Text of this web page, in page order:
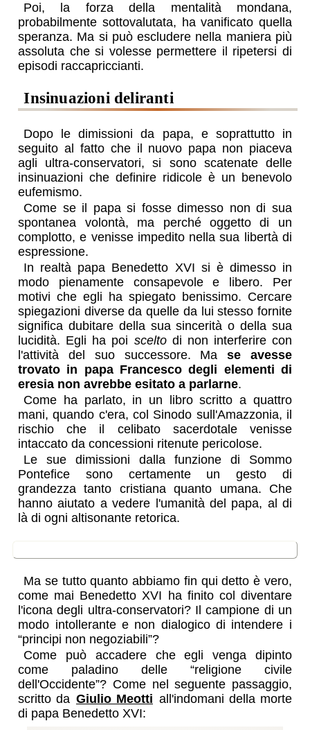
Poi, la forza della mentalità mondana,
probabilmente sottovalutata, ha vanificato quella
speranza. Ma si può escludere nella maniera più
assoluta che si volesse permettere il ripetersi di
episodi raccapriccianti.
insinuazioni deliranti
Dopo le dimissioni da papa, e soprattutto in
seguito al fatto che il nuovo papa non piaceva
agli ultra-conservatori, si sono scatenate delle
insinuazioni che definire ridicole è un benevolo
eufemismo.
Come se il papa si fosse dimesso non di sua
spontanea volontà, ma perché oggetto di un
complotto, e venisse impedito nella sua libertà di
espressione.
In realtà papa Benedetto XVI si è dimesso in
modo pienamente consapevole e libero. Per
motivi che egli ha spiegato benissimo. Cercare
spiegazioni diverse da quelle da lui stesso fornite
significa dubitare della sua sincerità o della sua
lucidità. Egli ha poi sceltodi non interferire con
l'attività del suo successore. Mase avesse
trovato in papa Francesco degli elementi di
eresia non avrebbe esitato a parlarne.
Come ha parlato, in un libro scritto a quattro
mani, quando c'era, col Sinodo sull'Amazzonia, il
rischio che il celibato sacerdotale venisse
intaccato da concessioni ritenute pericolose.
Le sue dimissioni dalla funzione di Sommo
Pontefice sono certamente un gesto di
grandezza tanto cristiana quanto umana. Che
hanno aiutato a vedere l'umanità del papa, al di
là di ogni altisonante retorica.
Ma se tutto quanto abbiamo fin qui detto è vero,
come mai Benedetto XVI ha finito col diventare
l'icona degli ultra-conservatori? Il campione di un
modo intollerante e non dialogico di intendere i
“principi non negoziabili”?
Come può accadere che egli venga dipinto
come paladino delle “religione civile
dell'Occidente”? Come nel seguente passaggio,
scritto da Giulio Meotti all'indomani della morte
di papa Benedetto XVI: